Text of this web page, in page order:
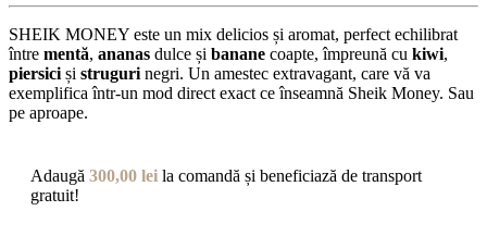
SHEIK MONEY este un mix delicios și aromat, perfect echilibrat
între mentă, ananas dulce și banane coapte, împreună cu kiwi,
piersici și struguri negri. Un amestec extravagant, care vă va
exemplifica într-un mod direct exact ce înseamnă Sheik Money. Sau
pe aproape.
Adaugă 300,00 lei la comandă și beneficiază de transport
gratuit!